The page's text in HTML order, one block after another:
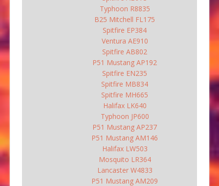
Typhoon R8835
B25 Mitchell FL175
Spitfire EP384
Ventura AE910
Spitfire AB802
P51 Mustang AP192
Spitfire EN235
Spitfire MB834
Spitfire MH665
Halifax LK640
Typhoon JP600
P51 Mustang AP237
P51 Mustang AM146
Halifax LW503
Mosquito LR364
Lancaster W4833
P51 Mustang AM209